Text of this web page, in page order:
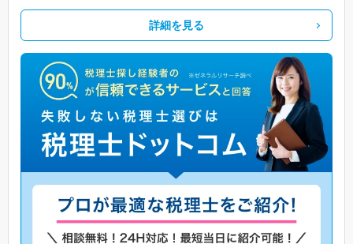
詳細を見る